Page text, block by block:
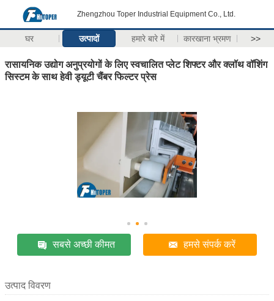
Zhengzhou Toper Industrial Equipment Co., Ltd.
घर उत्पादों हमारे बारे में कारखाना भ्रमण >>
रासायनिक उद्योग अनुप्रयोगों के लिए स्वचालित प्लेट शिफ्टर और क्लॉथ वॉशिंग
सिस्टम के साथ हेवी ड्यूटी चैंबर फिल्टर प्रेस
सबसे अच्छी कीमत हमसे संपर्क करें
उत्पाद विवरण